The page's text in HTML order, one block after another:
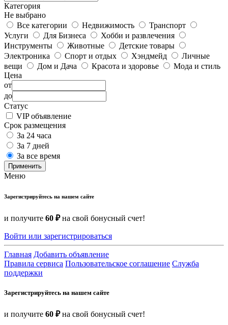
Категория
Не выбрано
Все категории
Недвижимость
Транспорт
Услуги
Для Бизнеса
Хобби и развлечения
Инструменты
Животные
Детские товары
Электроника
Спорт и отдых Хэндмейд
Личные
вещи
Дом и Дача Красота и здоровье
Мода и стиль
Цена
от
до
Статус
VIP объявление
Срок размещения
За 24 часа
За 7 дней
За все время
Применить
Меню
Зарегистрируйтесь на нашем сайте
и получите 60 ₽на свой бонусный счет!
Войти или зарегистрироваться
Главная Добавить объявление
Правила сервиса Пользовательское соглашение Служба
поддержки
Зарегистрируйтесь на нашем сайте
и получите 60 ₽на свой бонусный счет!